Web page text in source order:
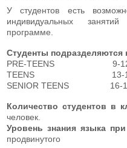
У студентов есть
индивидуальных
программе.
Студенты подразделяются
PRE-TEENS 9-12
TEENS 13-15
SENIOR TEENS 16-
Количество студентов в
человек.
Уровень знания языка
продвинутого